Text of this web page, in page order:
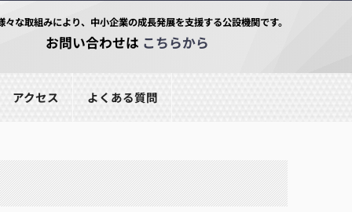
な取組みにより、中小企業の成長発展を支援する公設機関です。
お問い合わせは こちらから
アクセス よくある質問